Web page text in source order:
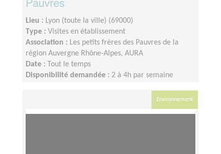
Lieu : Lyon (toute la ville) (69000)
Type : Visites en établissement
Association : Les petits frères des Pauvres de la
région Auvergne Rhône-Alpes, AURA
Date :
Tout le temps
Disponibilité demandée : 2 à 4h par semaine
Environnement